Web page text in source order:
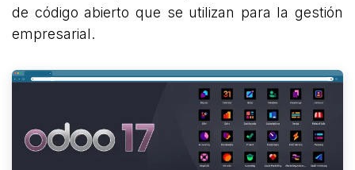
de código abierto que se utilizan para la gestión
empresarial.